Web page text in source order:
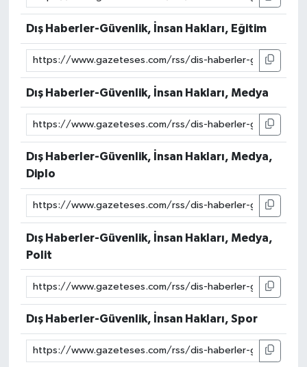
Dış Haberler-Güvenlik, İnsan Hakları, Eğitim
Dış Haberler-Güvenlik, İnsan Hakları, Medya
Dış Haberler-Güvenlik, İnsan Hakları, Medya,
Diplo
Dış Haberler-Güvenlik, İnsan Hakları, Medya,
Polit
Dış Haberler-Güvenlik, İnsan Hakları, Spor